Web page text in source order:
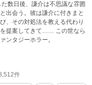
数日後、謙介は不思議な雰囲
出会う。彼は謙介に付きまと
、その対処法を教える代わり
提案してきて…… この世なら
ンタジーホラー。
件